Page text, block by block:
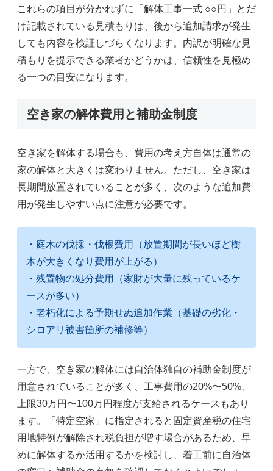
これらの項目が分かれずに「解体工事一式 ○○円」とだ
け記載されている見積もりは、後から追加請求が発生
しても内容を検証しづらくなります。内訳が明確な見
積もりを提示できる業者かどうかは、信頼性を見極め
る一つの目安になります。
空き家の解体費用と補助金制度
空き家を解体する場合も、費用の考え方自体は通常の
家の解体と大きくは変わりません。ただし、空き家は
長期間放置されていることが多く、次のような追加費
用が発生しやすい点に注意が必要です。
・庭木の伐採・伐根費用（放置期間が長いほど樹
木が大きくなり費用が上がる）
・残置物の処分費用（家財が大量に残っているケ
ースが多い）
・老朽化による予期せぬ追加作業（基礎の劣化・
シロアリ被害箇所の補修等）
一方で、空き家の解体には自治体独自の補助金制度が
用意されていることが多く、工事費用の20%〜50%、
上限30万円〜100万円程度が支給されるケースもあり
ます。「特定空家」に指定されると固定資産税の住宅
用地特例が解除され税負担が増す場合があるため、早
めに解体するか活用するかを検討し、着工前に自治体